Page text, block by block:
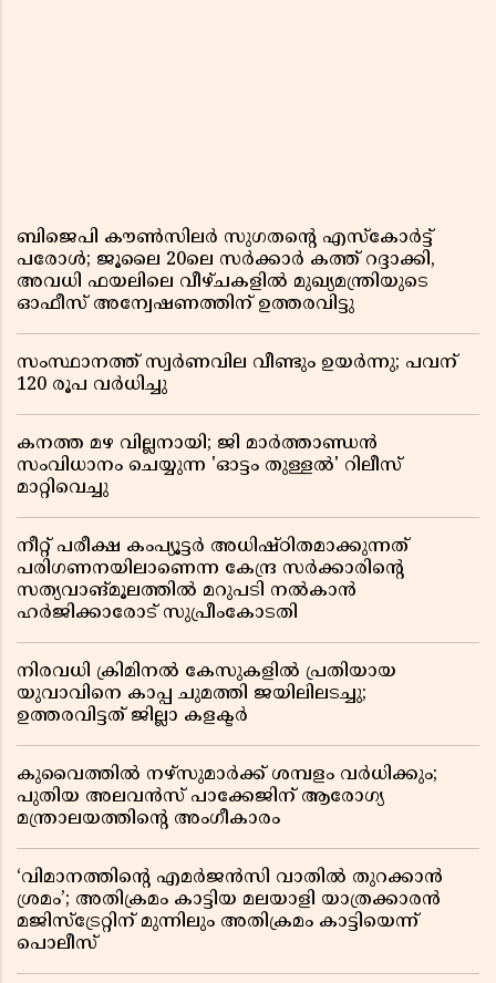
ബിജെപി കൗൺസിലർ സുഗതന്റെ എസ്‌കോർട്ട്
പരോൾ; ജൂലൈ 20ലെ സർക്കാർ കത്ത് റദ്ദാക്കി,
അവധി ഫയലിലെ വീഴ്ചകളിൽ മുഖ്യമന്ത്രിയുടെ
ഓഫീസ് അന്വേഷണത്തിന് ഉത്തരവിട്ടു
സംസ്ഥാനത്ത് സ്വര്‍ണവില വീണ്ടും ഉയർന്നു; പവന്
120 രൂപ വര്‍ധിച്ചു
കനത്ത മഴ വില്ലനായി; ജി മാർത്താണ്ഡൻ
സംവിധാനം ചെയ്യുന്ന 'ഓട്ടം തുള്ളൽ' റിലീസ്
മാറ്റിവെച്ചു
നീറ്റ് പരീക്ഷ കംപ്യൂട്ടർ അധിഷ്ഠിതമാക്കുന്നത്
പരിഗണനയിലാണെന്ന കേന്ദ്ര സർക്കാരിൻ്റെ
സത്യവാങ്മൂലത്തിൽ മറുപടി നൽകാൻ
ഹർജിക്കാരോട് സുപ്രീംകോടതി
നിരവധി ക്രിമിനൽ കേസുകളിൽ പ്രതിയായ
യുവാവിനെ കാപ്പ ചുമത്തി ജയിലിലടച്ചു;
ഉത്തരവിട്ടത് ജില്ലാ കളക്ടർ
കുവൈത്തിൽ നഴ്‌സുമാർക്ക് ശമ്പളം വർധിക്കും;
പുതിയ അലവൻസ് പാക്കേജിന് ആരോഗ്യ
മന്ത്രാലയത്തിൻ്റെ അംഗീകാരം
‘വിമാനത്തിൻ്റെ എമർജൻസി വാതിൽ തുറക്കാൻ
ശ്രമം’; അതിക്രമം കാട്ടിയ മലയാളി യാത്രക്കാരൻ
മജിസ്ട്രേറ്റിന് മുന്നിലും അതിക്രമം കാട്ടിയെന്ന്
പൊലീസ്